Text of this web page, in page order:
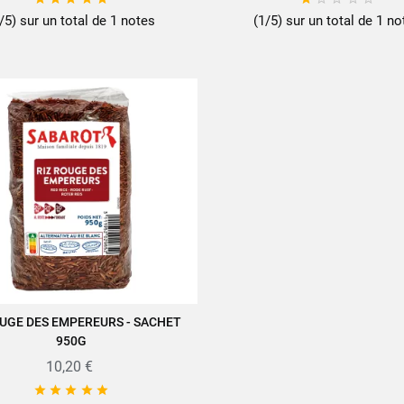
5) sur un total de 1 notes (1/5) sur un total de 1
AU PANIER
DES EMPEREURS - SACHET
950G
10,20 €
    